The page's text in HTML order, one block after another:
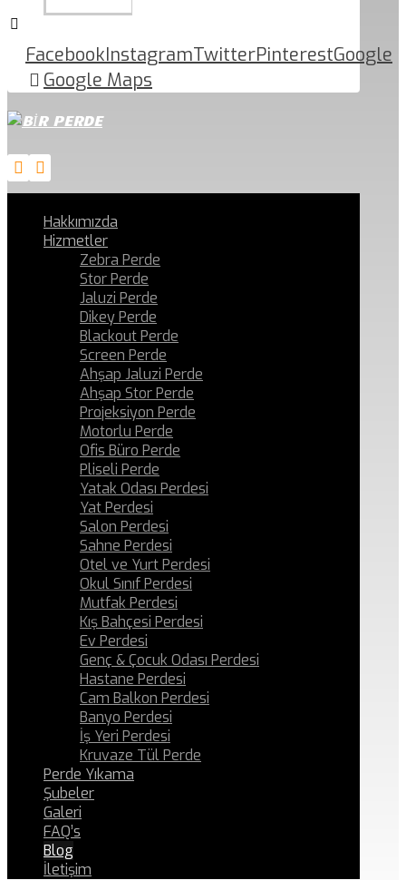
FacebookInstagramTwitterPinterestGoogle
Google Maps
Hakkımızda
Hizmetler
Zebra Perde
Stor Perde
Jaluzi Perde
Dikey Perde
Blackout Perde
Screen Perde
Ahşap Jaluzi Perde
Ahşap Stor Perde
Projeksiyon Perde
Motorlu Perde
Ofis Büro Perde
Pliseli Perde
Yatak Odası Perdesi
Yat Perdesi
Salon Perdesi
Sahne Perdesi
Otel ve Yurt Perdesi
Okul Sınıf Perdesi
Mutfak Perdesi
Kış Bahçesi Perdesi
Ev Perdesi
Genç & Çocuk Odası Perdesi
Hastane Perdesi
Cam Balkon Perdesi
Banyo Perdesi
İş Yeri Perdesi
Kruvaze Tül Perde
Perde Yıkama
Şubeler
Galeri
FAQ’s
Blog
İletişim